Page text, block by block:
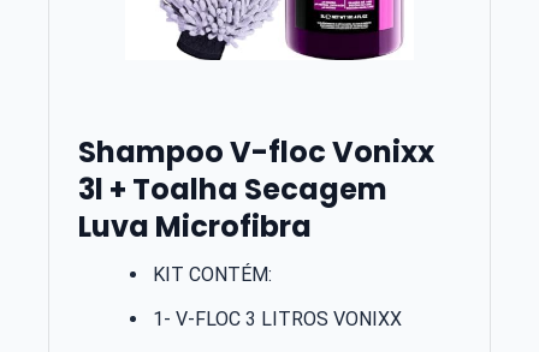
Shampoo V-floc Vonixx
3l + Toalha Secagem
Luva Microfibra
KIT CONTÉM:
1- V-FLOC 3 LITROS VONIXX